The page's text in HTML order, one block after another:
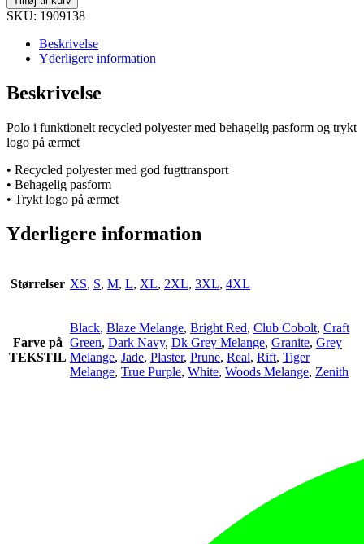
Polo
Shirt
antal
SKU: 1909138
Beskrivelse
Yderligere information
Beskrivelse
Polo i funktionelt recycled polyester med behagelig pasform og trykt
logo på ærmet
• Recycled polyester med god fugttransport
• Behagelig pasform
• Trykt logo på ærmet
Yderligere information
Størrelser XS, S, M, L, XL, 2XL, 3XL, 4XL
Farve på
TEKSTIL
Black, Blaze Melange, Bright Red, Club Cobolt, Craft
Green, Dark Navy, Dk Grey Melange, Granite, Grey
Melange, Jade, Plaster, Prune, Real, Rift, Tiger
Melange, True Purple, White, Woods Melange, Zenith